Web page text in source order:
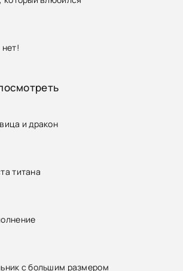
и дракон
титана
с большим размером